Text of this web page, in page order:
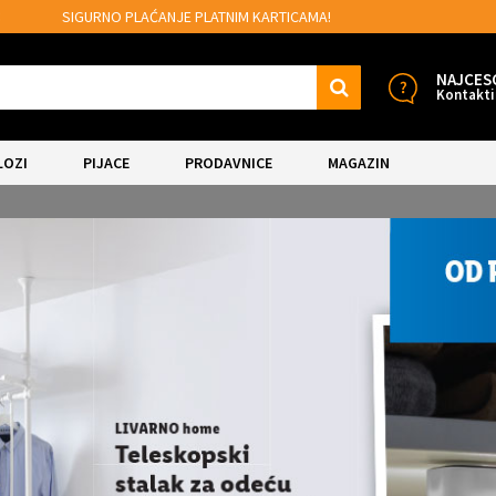
MOGUĆNOST BESPLATNE ISPORUKE!
PIJACE PRODAVNICE MAGAZIN